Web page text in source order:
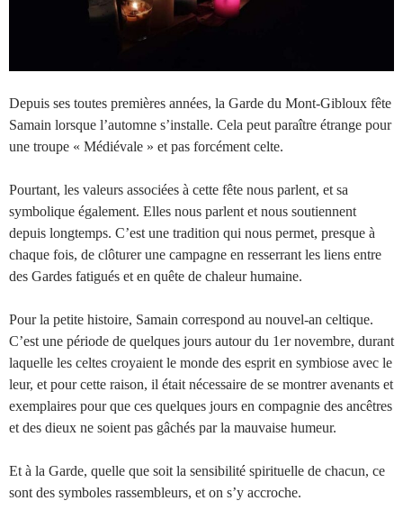
Depuis ses toutes premières années, la Garde du Mont-Gibloux fête
Samain lorsque l’automne s’installe. Cela peut paraître étrange pour
une troupe « Médiévale » et pas forcément celte.
Pourtant, les valeurs associées à cette fête nous parlent, et sa
symbolique également. Elles nous parlent et nous soutiennent
depuis longtemps. C’est une tradition qui nous permet, presque à
chaque fois, de clôturer une campagne en resserrant les liens entre
des Gardes fatigués et en quête de chaleur humaine.
Pour la petite histoire, Samain correspond au nouvel-an celtique.
C’est une période de quelques jours autour du 1er novembre, durant
laquelle les celtes croyaient le monde des esprit en symbiose avec le
leur, et pour cette raison, il était nécessaire de se montrer avenants et
exemplaires pour que ces quelques jours en compagnie des ancêtres
et des dieux ne soient pas gâchés par la mauvaise humeur.
Et à la Garde, quelle que soit la sensibilité spirituelle de chacun, ce
sont des symboles rassembleurs, et on s’y accroche.